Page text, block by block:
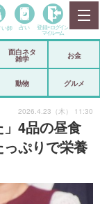
い師 占い 登録• ログイン
マイルーム
面白ネタ
雑学
お金
動物 グルメ
4品の昼食
ぷりで栄養
2026.4.23（木） 11:30